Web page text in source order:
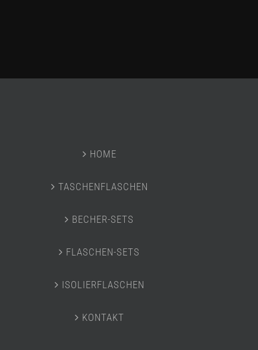
HOME
TASCHENFLASCHEN
BECHER-SETS
FLASCHEN-SETS
ISOLIERFLASCHEN
KONTAKT